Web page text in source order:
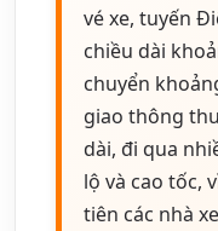
vé xe, tuyến
chiều dài
chuyển
giao thông
dài, đi qua
lộ và cao tốc,
tiên các nhà